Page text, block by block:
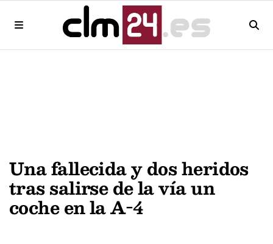
Una fallecida y dos heridos
tras salirse de la vía un
coche en la A-4